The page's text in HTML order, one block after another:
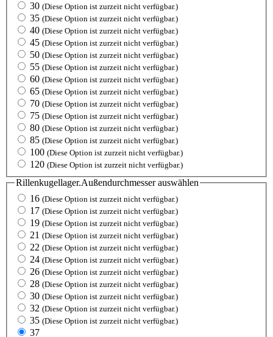
30 (Diese Option ist zurzeit nicht verfügbar.)
35 (Diese Option ist zurzeit nicht verfügbar.)
40 (Diese Option ist zurzeit nicht verfügbar.)
45 (Diese Option ist zurzeit nicht verfügbar.)
50 (Diese Option ist zurzeit nicht verfügbar.)
55 (Diese Option ist zurzeit nicht verfügbar.)
60 (Diese Option ist zurzeit nicht verfügbar.)
65 (Diese Option ist zurzeit nicht verfügbar.)
70 (Diese Option ist zurzeit nicht verfügbar.)
75 (Diese Option ist zurzeit nicht verfügbar.)
80 (Diese Option ist zurzeit nicht verfügbar.)
85 (Diese Option ist zurzeit nicht verfügbar.)
100 (Diese Option ist zurzeit nicht verfügbar.)
120 (Diese Option ist zurzeit nicht verfügbar.)
Rillenkugellager.Außendurchmesserauswählen
16 (Diese Option ist zurzeit nicht verfügbar.)
17 (Diese Option ist zurzeit nicht verfügbar.)
19 (Diese Option ist zurzeit nicht verfügbar.)
21 (Diese Option ist zurzeit nicht verfügbar.)
22 (Diese Option ist zurzeit nicht verfügbar.)
24 (Diese Option ist zurzeit nicht verfügbar.)
26 (Diese Option ist zurzeit nicht verfügbar.)
28 (Diese Option ist zurzeit nicht verfügbar.)
30 (Diese Option ist zurzeit nicht verfügbar.)
32 (Diese Option ist zurzeit nicht verfügbar.)
35 (Diese Option ist zurzeit nicht verfügbar.)
37